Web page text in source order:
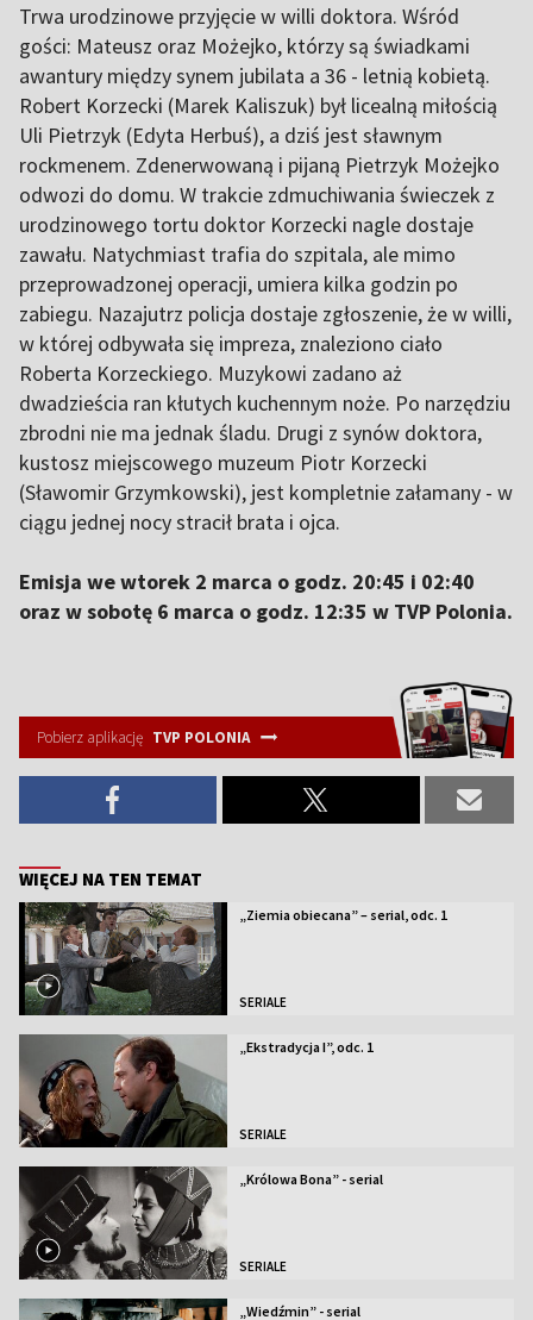
Trwa urodzinowe przyjęcie w willi doktora. Wśród
gości: Mateusz oraz Możejko, którzy są świadkami
awantury między synem jubilata a 36 - letnią kobietą.
Robert Korzecki (Marek Kaliszuk) był licealną miłością
Uli Pietrzyk (Edyta Herbuś), a dziś jest sławnym
rockmenem. Zdenerwowaną i pijaną Pietrzyk Możejko
odwozi do domu. W trakcie zdmuchiwania świeczek z
urodzinowego tortu doktor Korzecki nagle dostaje
zawału. Natychmiast trafia do szpitala, ale mimo
przeprowadzonej operacji, umiera kilka godzin po
zabiegu. Nazajutrz policja dostaje zgłoszenie, że w willi,
w której odbywała się impreza, znaleziono ciało
Roberta Korzeckiego. Muzykowi zadano aż
dwadzieścia ran kłutych kuchennym noże. Po narzędziu
zbrodni nie ma jednak śladu. Drugi z synów doktora,
kustosz miejscowego muzeum Piotr Korzecki
(Sławomir Grzymkowski), jest kompletnie załamany - w
ciągu jednej nocy stracił brata i ojca.
Emisja we wtorek 2 marca o godz. 20:45 i 02:40
oraz w sobotę 6 marca o godz. 12:35 w TVP Polonia.
Pobierz aplikację TVP POLONIA
WIĘCEJ NA TEN TEMAT
„Ziemia obiecana” – serial, odc. 1
SERIALE
„Ekstradycja I”, odc. 1
SERIALE
„Królowa Bona” - serial
SERIALE
„Wiedźmin” - serial